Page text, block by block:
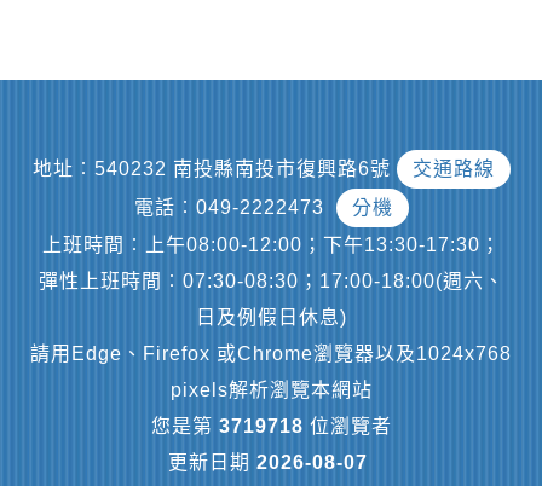
地址︰540232 南投縣南投市復興路6號
交通路線
電話︰049-2222473
分機
上班時間︰上午08:00-12:00；下午13:30-17:30；
彈性上班時間︰07:30-08:30；17:00-18:00(週六、
日及例假日休息)
請用Edge、Firefox 或Chrome瀏覽器以及1024x768
pixels解析瀏覽本網站
您是第 3719718 位瀏覽者
更新日期 2026-08-07